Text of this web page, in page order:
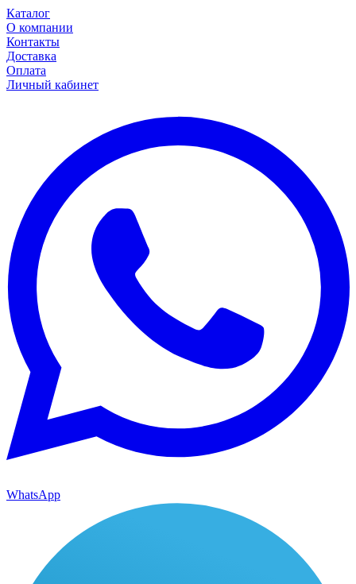
Каталог
О компании
Контакты
Доставка
Оплата
Личный кабинет
WhatsApp